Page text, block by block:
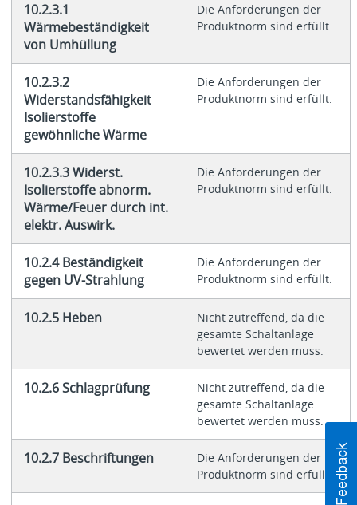
10.2.3.1
Wärmebeständigkeit
von Umhüllung
Die Anforderungen der
Produktnorm sind erfüllt.
10.2.3.2
Widerstandsfähigkeit
Isolierstoffe
gewöhnliche Wärme
Die Anforderungen der
Produktnorm sind erfüllt.
10.2.3.3 Widerst.
Isolierstoffe abnorm.
Wärme/Feuer durch int.
elektr. Auswirk.
Die Anforderungen der
Produktnorm sind erfüllt.
10.2.4 Beständigkeit
gegen UV-Strahlung
Die Anforderungen der
Produktnorm sind erfüllt.
10.2.5 Heben
Nicht zutreffend, da die
gesamte Schaltanlage
bewertet werden muss.
10.2.6 Schlagprüfung
Nicht zutreffend, da die
gesamte Schaltanlage
bewertet werden muss.
10.2.7 Beschriftungen
Die Anforderungen der
Produktnorm sind erfüllt.